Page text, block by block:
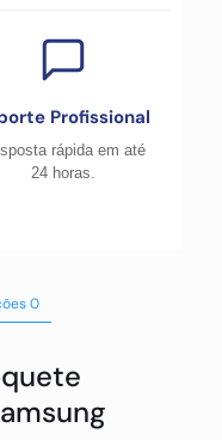
Profissional
rápida em até
24 horas.
0